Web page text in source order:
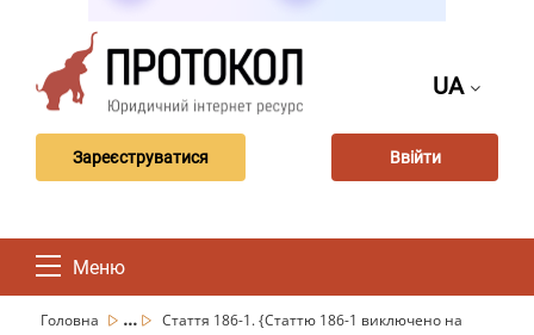
UA
Зареєструватися Ввійти
Меню
Головна ...
Стаття 186-1. {Статтю 186-1 виключено на